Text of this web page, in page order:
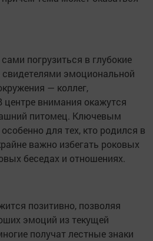
погрузиться в глубокие
эмоциональной
— коллег,
внимания окажутся
питомец. Ключевым
для тех, кто родился в
важно избегать роковых
беседах и отношениях.
позитивно, позволяя
эмоций из текущей
получат лестные знаки